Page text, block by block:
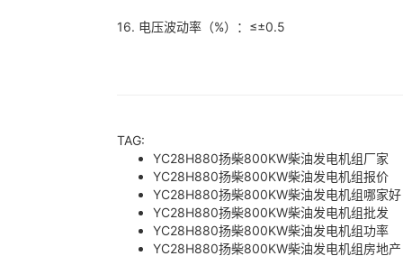
16. 电压波动率（%）：≤±0.5
TAG:
YC28H880扬柴800KW柴油发电机组厂家
YC28H880扬柴800KW柴油发电机组报价
YC28H880扬柴800KW柴油发电机组哪家好
YC28H880扬柴800KW柴油发电机组批发
YC28H880扬柴800KW柴油发电机组功率
YC28H880扬柴800KW柴油发电机组房地产